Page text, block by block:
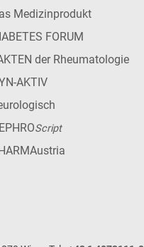
Medizinprodukt
FORUM
der Rheumatologie
AKTIV
Script